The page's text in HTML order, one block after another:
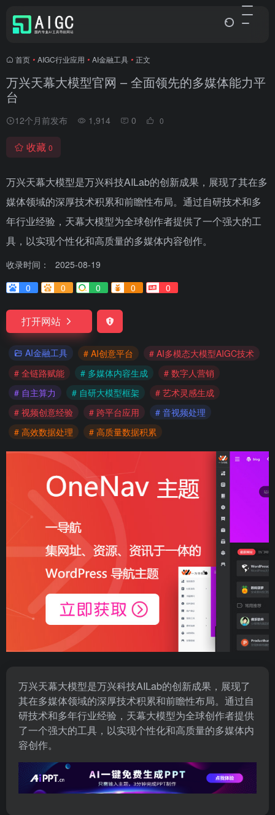
首页 • AIGC行业应用 • AI金融工具 • 正文
万兴天幕大模型官网 – 全面领先的多媒体能力平
台
12个月前发布 1,914 0 0
收藏 0
万兴天幕大模型是万兴科技AILab的创新成果，展现了其在多
媒体领域的深厚技术积累和前瞻性布局。通过自研技术和多
年行业经验，天幕大模型为全球创作者提供了一个强大的工
具，以实现个性化和高质量的多媒体内容创作。
收录时间：
2025-08-19
0
0 0 0 0
打开网站
AI金融工具 # AI创意平台
# AI多模态大模型AIGC技术
# 全链路赋能
# 多媒体内容生成
# 数字人营销
# 自主算力
# 自研大模型框架
# 艺术灵感生成
# 视频创意经验
# 跨平台应用
# 音视频处理
# 高效数据处理
# 高质量数据积累
万兴天幕大模型是万兴科技AILab的创新成果，展现了
其在多媒体领域的深厚技术积累和前瞻性布局。通过自
研技术和多年行业经验，天幕大模型为全球创作者提供
了一个强大的工具，以实现个性化和高质量的多媒体内
容创作。